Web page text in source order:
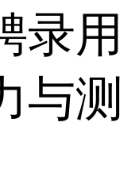
录用
与测